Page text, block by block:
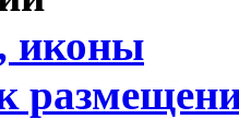
иконы